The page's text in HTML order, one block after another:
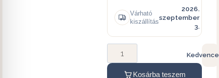
Várható
kiszállítás
2026.
szeptember
3.
Kosárba teszem